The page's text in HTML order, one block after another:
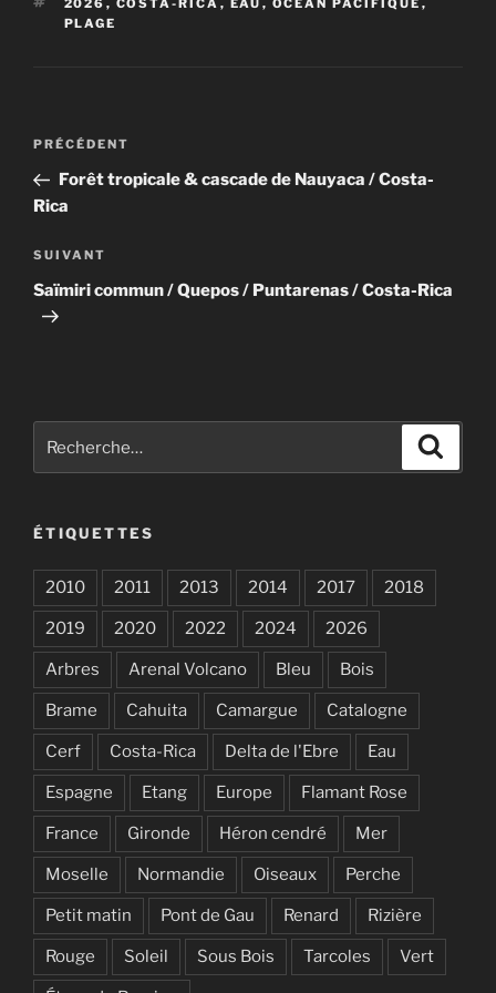
o o
2026 , COSTA-RICA , EAU , OCÉAN PACIFIQUE ,
PLAGE
Navigation
l’article
Article
précédent
PRÉCÉDENT
Forêt tropicale & cascade de Nauyaca / Costa-
Rica
Article
suivant
SUIVANT
Saïmiri commun / Quepos / Puntarenas / Costa-Rica
ÉTIQUETTES
2010 2011 2013 2014 2017 2018
2019 2020 2022 2024 2026
Arbres Arenal Volcano Bleu Bois
Brame Cahuita Camargue Catalogne
Cerf Costa-Rica Delta de l'Ebre Eau
Espagne Etang Europe Flamant Rose
France Gironde Héron cendré Mer
Moselle Normandie Oiseaux Perche
Petit matin Pont de Gau Renard Rizière
Rouge Soleil Sous Bois Tarcoles Vert